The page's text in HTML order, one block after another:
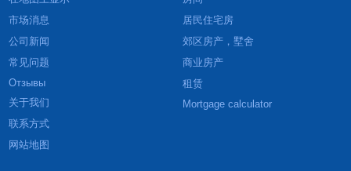
市场消息
公司新闻
常见问题
Отзывы
关于我们
联系方式
网站地图
居民住宅房
郊区房产，墅舍
商业房产
租赁
Mortgage calculator